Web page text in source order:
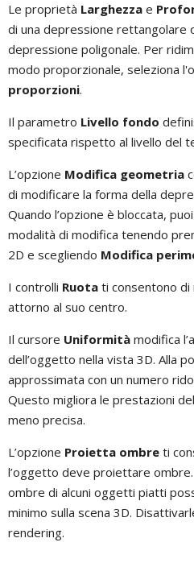
Le proprietà Larghezza e
di una depressione rettangolare
depressione poligonale. Per
modo proporzionale, seleziona
proporzioni.
Il parametro Livello fondo
specificata rispetto al livello del
L’opzione Modifica geometria
di modificare la forma della
Quando l’opzione è bloccata,
modalità di modifica tenendo
2D e scegliendo Modifica
I controlli Ruota ti consentono
attorno al suo centro.
Il cursore Uniformità modifica
dell’oggetto nella vista 3D. Alla
approssimata con un numero
Questo migliora le prestazioni
meno precisa.
L’opzione Proietta ombre ti
l’oggetto deve proiettare
ombre di alcuni oggetti piatti
minimo sulla scena 3D.
rendering.